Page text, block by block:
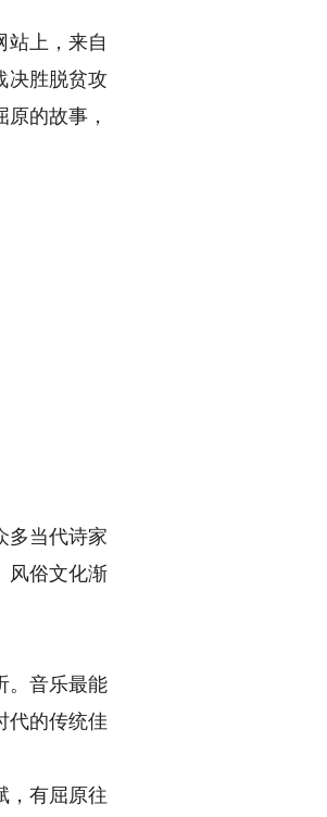
上，来自
决胜脱贫攻
的故事，
多当代诗家
风俗文化渐
。音乐最能
代的传统佳
有屈原往